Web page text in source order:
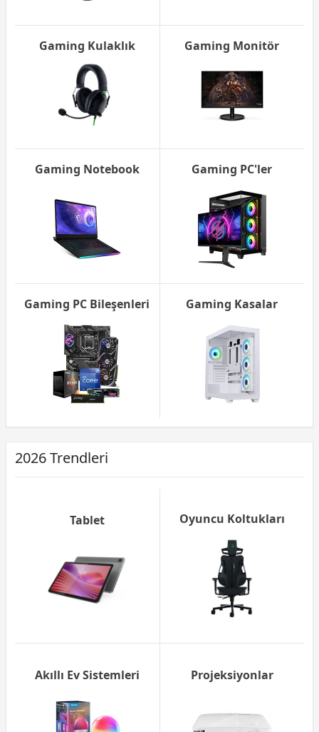
Gaming Kulaklık Gaming Monitör
Gaming Notebook Gaming PC'ler
Gaming PC Bileşenleri Gaming Kasalar
2026 Trendleri
Tablet
Akıllı Ev Sistemleri
Oyuncu Koltukları
Projeksiyonlar